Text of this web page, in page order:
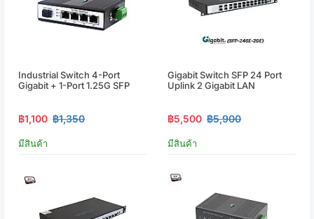
Industrial Switch 4-Port
Gigabit + 1-Port 1.25G SFP
฿1,100 ฿1,350
มีสินค้า
Gigabit Switch SFP 24 Port
Uplink 2 Gigabit LAN
฿5,500 ฿5,900
มีสินค้า